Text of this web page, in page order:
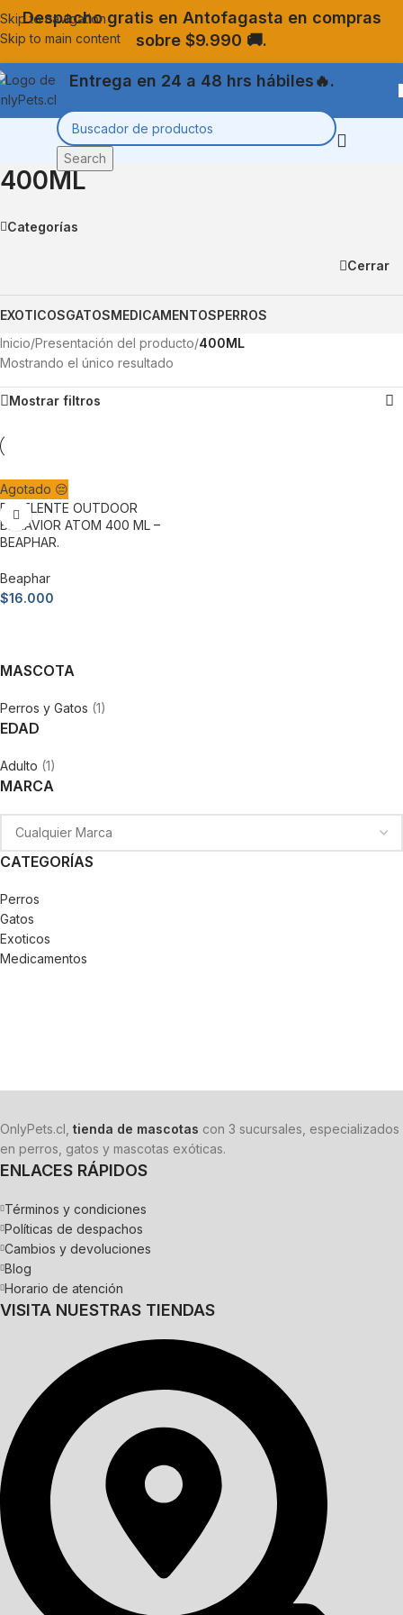
Skip to navigation
Skip to main content
Despacho gratis en Antofagasta en compras
sobre $9.990 🚚.
Entrega en 24 a 48 hrs hábiles🔥.
Retiro en tienda GRATIS🎁.
Search
400ML
Categorías
Cerrar
EXOTICOSGATOSMEDICAMENTOSPERROS
MASCOTA
Perros y Gatos (1)
EDAD
Adulto (1)
MARCA
CATEGORÍAS
Perros
Gatos
Exoticos
Medicamentos
Inicio/Presentación del producto/400ML
Mostrando el único resultado
Mostrar filtros
Agotado 😔
REPELENTE OUTDOOR
BEHAVIOR ATOM 400 ML –
BEAPHAR.
Beaphar
$16.000
OnlyPets.cl, tienda de mascotas con 3 sucursales, especializados
en perros, gatos y mascotas exóticas.
ENLACES RÁPIDOS
Términos y condiciones
Políticas de despachos
Cambios y devoluciones
Blog
Horario de atención
VISITA NUESTRAS TIENDAS